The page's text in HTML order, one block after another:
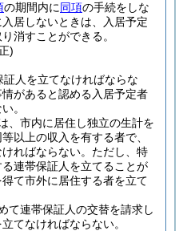
の期間内に同項の手続をしな
居しないときは、入居予定
消すことができる。
)
証人を立てなければならな
があると認める入居予定者
。
、市内に居住し独立の生計を
以上の収入を有する者で、
ればならない。 ただし、特
連帯保証人を立てることが
て市外に居住する者を立て
て連帯保証人の交替を請求し
てなければならない。